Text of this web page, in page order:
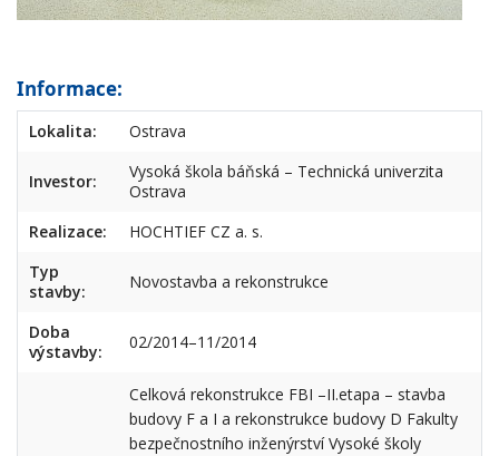
Informace:
Lokalita: Ostrava
Investor:
Vysoká škola báňská – Technická univerzita
Ostrava
Realizace:
HOCHTIEF CZ a. s.
Typ
stavby:
Novostavba a rekonstrukce
Doba
výstavby:
02/2014–11/2014
Celková rekonstrukce FBI –II.etapa – stavba
budovy F a I a rekonstrukce budovy D Fakulty
bezpečnostního inženýrství Vysoké školy